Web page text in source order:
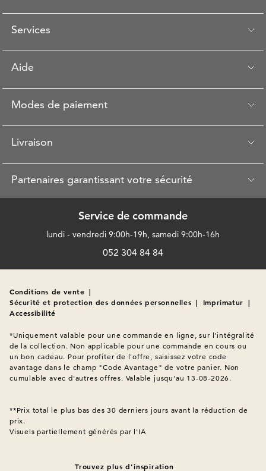
Services
Aide
Modes de paiement
Livraison
Partenaires garantissant votre sécurité
Service de commande
lundi - vendredi 9:00h-19h, samedi 9:00h-16h
052 304 84 84
Conditions de vente |
Sécurité et protection des données personnelles | Imprimatur |
Accessibilité
*Uniquement valable pour une commande en ligne, sur l'intégralité
de la collection. Non applicable pour une commande en cours ou
un bon cadeau. Pour profiter de l'offre, saisissez votre code
avantage dans le champ "Code Avantage" de votre panier. Non
cumulable avec d'autres offres. Valable jusqu'au 13-08-2026.
**Prix total le plus bas des 30 derniers jours avant la réduction de
Visuels partiellement générés par l'IA
Trouvez plus d'inspiration